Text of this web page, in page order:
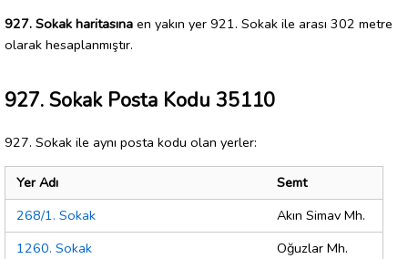
927. Sokak haritasına en yakın yer 921. Sokak ile arası 302 metre
olarak hesaplanmıştır.
927. Sokak Posta Kodu 35110
927. Sokak ile aynı posta kodu olan yerler:
Yer Adı
Semt
268/1. Sokak
Akın Simav Mh.
1260. Sokak
Oğuzlar Mh.